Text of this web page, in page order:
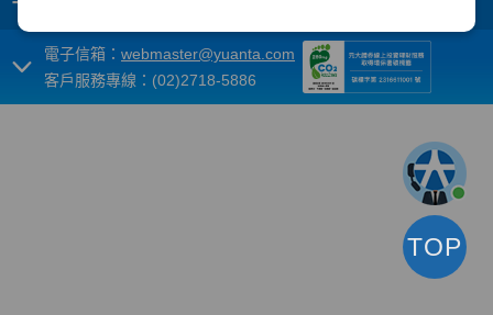
電子信箱： webmaster@yuanta.com
客戶服務專線：(02)2718-5886
TOP